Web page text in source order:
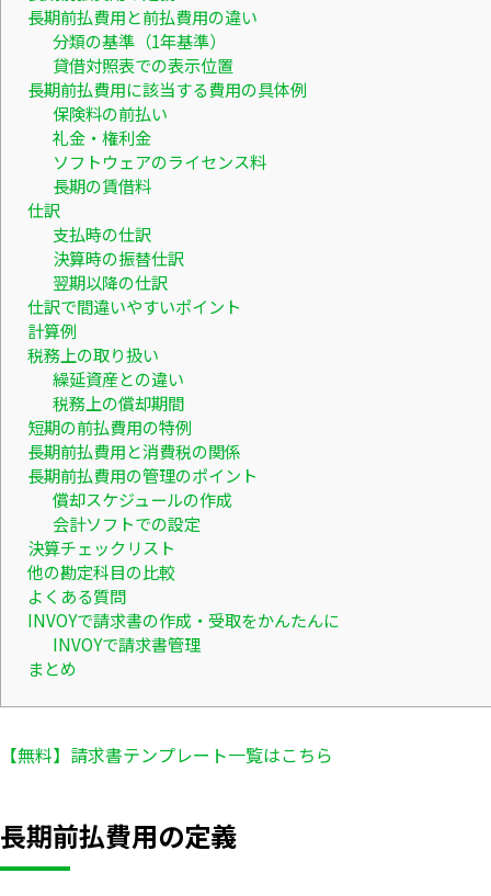
長期前払費用と前払費用の違い
分類の基準（1年基準）
貸借対照表での表示位置
長期前払費用に該当する費用の具体例
保険料の前払い
礼金・権利金
ソフトウェアのライセンス料
長期の賃借料
仕訳
支払時の仕訳
決算時の振替仕訳
翌期以降の仕訳
仕訳で間違いやすいポイント
計算例
税務上の取り扱い
繰延資産との違い
税務上の償却期間
短期の前払費用の特例
長期前払費用と消費税の関係
長期前払費用の管理のポイント
償却スケジュールの作成
会計ソフトでの設定
決算チェックリスト
他の勘定科目の比較
よくある質問
INVOYで請求書の作成・受取をかんたんに
INVOYで請求書管理
まとめ
【無料】請求書テンプレート一覧はこちら
長期前払費用の定義